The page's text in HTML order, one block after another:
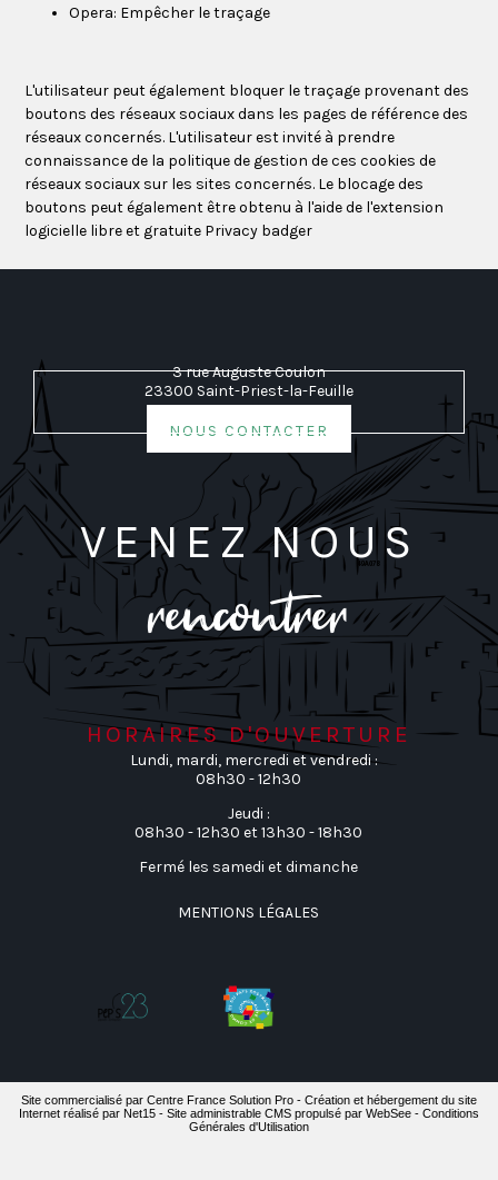
Opera: Empêcher le traçage
L'utilisateur peut également bloquer le traçage provenant des
boutons des réseaux sociaux dans les pages de référence des
réseaux concernés. L'utilisateur est invité à prendre
connaissance de la politique de gestion de ces cookies de
réseaux sociaux sur les sites concernés. Le blocage des
boutons peut également être obtenu à l'aide de l'extension
logicielle libre et gratuite Privacy badger
3 rue Auguste Coulon
23300 Saint-Priest-la-Feuille
nous contacter
venez nous
rencontrer
Horaires d'ouverture
Lundi, mardi, mercredi et vendredi :
08h30 - 12h30
Jeudi :
08h30 - 12h30 et 13h30 - 18h30
Fermé les samedi et dimanche
MENTIONS LÉGALES
Site commercialisé par Centre France Solution Pro - Création et hébergement du site
Internet réalisé par Net15 - Site administrable CMS propulsé par WebSee - Conditions
Générales d'Utilisation